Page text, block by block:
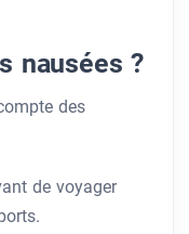
nausées ?
des
de voyager